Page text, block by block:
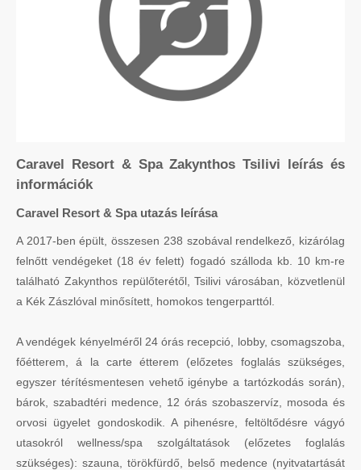
Caravel Resort & Spa Zakynthos Tsilivi leírás és
információk
Caravel Resort & Spa utazás leírása
A 2017-ben épült, összesen 238 szobával rendelkező, kizárólag
felnőtt vendégeket (18 év felett) fogadó szálloda kb. 10 km-re
található Zakynthos repülőterétől, Tsilivi városában, közvetlenül
a Kék Zászlóval minősített, homokos tengerparttól.
A vendégek kényelméről 24 órás recepció, lobby, csomagszoba,
főétterem, á la carte étterem (előzetes foglalás szükséges,
egyszer térítésmentesen vehető igénybe a tartózkodás során),
bárok, szabadtéri medence, 12 órás szobaszervíz, mosoda és
orvosi ügyelet gondoskodik. A pihenésre, feltöltődésre vágyó
utasokról wellness/spa szolgáltatások (előzetes foglalás
szükséges): szauna, törökfürdő, belső medence (nyitvatartását